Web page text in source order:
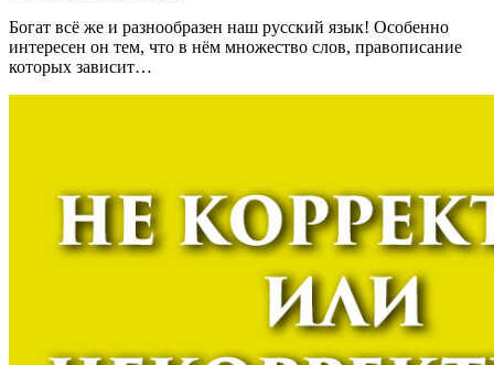
Богат всё же и разнообразен наш русский язык! Особенно
интересен он тем, что в нём множество слов, правописание
которых зависит…